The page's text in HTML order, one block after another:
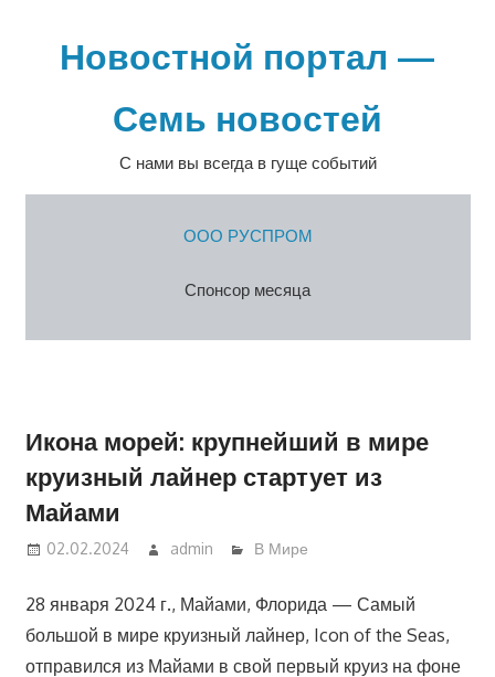
содержимомуНовостной портал —
Семь новостей
С нами вы всегда в гуще событий
ООО РУСПРОМ
Спонсор месяца
Икона морей: крупнейший в мире
круизный лайнер стартует из
Майами
02.02.2024 admin В Мире
28 января 2024 г., Майами, Флорида — Самый
большой в мире круизный лайнер, Icon of the Seas,
отправился из Майами в свой первый круиз на фоне